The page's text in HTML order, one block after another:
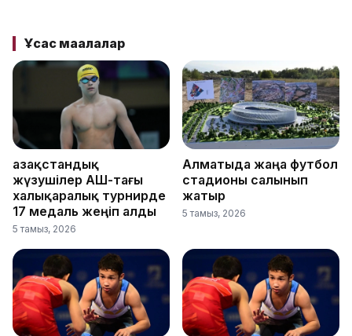
Ұқсас мақалалар
Қазақстандық
жүзушілер АҚШ-тағы
халықаралық турнирде
17 медаль жеңіп алды
5 тамыз, 2026
Алматыда жаңа футбол
стадионы салынып
жатыр
5 тамыз, 2026